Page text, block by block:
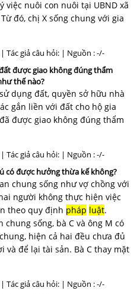
việc nuôi con nuôi tại UBND xã
Từ đó, chị X sống chung với gia
Tác giả câu hỏi: | Nguồn : -/-
được giao không đúng thẩm
thế nào?
dụng đất, quyền sở hữu nhà
gắn liền với đất cho hộ gia
được giao không đúng thẩm
Tác giả câu hỏi: | Nguồn : -/-
có được hưởng thừa kế không?
chung sống như vợ chồng với
người không thực hiện việc
theo quy định pháp luật.
chung sống, bà C và ông M có
hiện cả hai đều chưa đủ
và để lại tài sản. Bà C thay mặt
Tác giả câu hỏi: | Nguồn : -/-